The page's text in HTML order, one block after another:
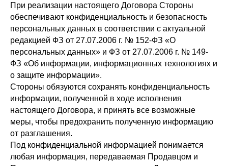
При реализации настоящего Договора Стороны
обеспечивают конфиденциальность и безопасность
персональных данных в соответствии с актуальной
редакцией ФЗ от 27.07.2006 г. № 152-ФЗ «О
персональных данных» и ФЗ от 27.07.2006 г. № 149-
ФЗ «Об информации, информационных технологиях и
о защите информации».
Стороны обязуются сохранять конфиденциальность
информации, полученной в ходе исполнения
настоящего Договора, и принять все возможные
меры, чтобы предохранить полученную информацию
от разглашения.
Под конфиденциальной информацией понимается
любая информация, передаваемая Продавцом и